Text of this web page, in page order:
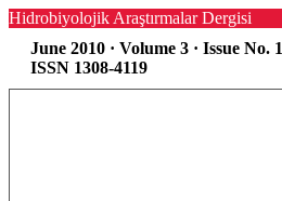
Hidrobiyolojik Araştırmalar Dergisi
June 2010 · Volume 3 · Issue No. 1
ISSN 1308-4119